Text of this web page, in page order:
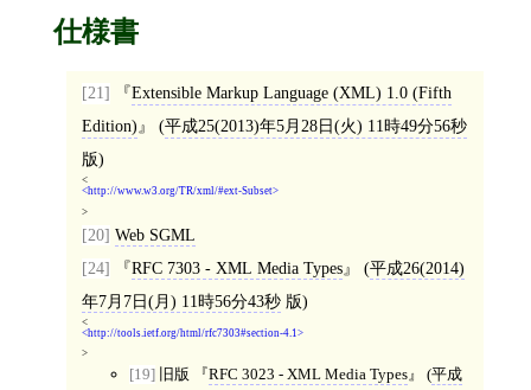
仕様書
[21]
Extensible Markup Language (XML) 1.0 (Fifth
Edition)
(平成25(2013)年5月28日(火) 11時49分56秒
版)
<
http://www.w3.org/TR/xml/#ext-Subset
>
[20] Web SGML
[24]
RFC 7303 - XML Media Types (平成26(2014)
年7月7日(月) 11時56分43秒版)
<
http://tools.ietf.org/html/rfc7303#section-4.1
>
[19]旧版 RFC 3023 - XML Media Types (平成